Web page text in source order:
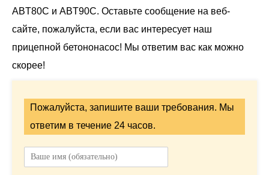
ABT80C и ABT90C. Оставьте сообщение на веб-
сайте, пожалуйста, если вас интересует наш
прицепной бетононасос! Мы ответим вас как можно
скорее!
Пожалуйста, запишите ваши требования. Мы
ответим в течение 24 часов.